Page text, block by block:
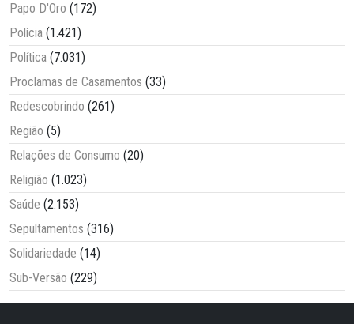
Papo D'Oro (172)
Polícia (1.421)
Política (7.031)
Proclamas de Casamentos (33)
Redescobrindo (261)
Região (5)
Relações de Consumo (20)
Religião (1.023)
Saúde (2.153)
Sepultamentos (316)
Solidariedade (14)
Sub-Versão (229)